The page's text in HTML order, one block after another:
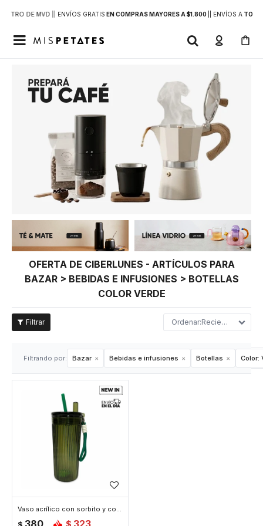
DE MVD | | ENVÍOS GRATIS EN COMPRAS MAYORES A $1.800 | ENVÍOS ATODO

OFERTA DE CIBERLUNES - ARTÍCULOS PARA
BAZAR > BEBIDAS E INFUSIONES > BOTELLAS
COLOR VERDE
Recientes
Filtrando por: Bazar Bebidas e infusiones Botellas Color:
Vaso acrílico con sorbito y colgante flor 750ml - Verde
$